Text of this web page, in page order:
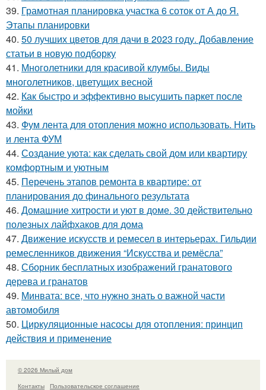
39. Грамотная планировка участка 6 соток от А до Я.
Этапы планировки
40. 50 лучших цветов для дачи в 2023 году. Добавление
статьи в новую подборку
41. Многолетники для красивой клумбы. Виды
многолетников, цветущих весной
42. Как быстро и эффективно высушить паркет после
мойки
43. Фум лента для отопления можно использовать. Нить
и лента ФУМ
44. Создание уюта: как сделать свой дом или квартиру
комфортным и уютным
45. Перечень этапов ремонта в квартире: от
планирования до финального результата
46. Домашние хитрости и уют в доме. 30 действительно
полезных лайфхаков для дома
47. Движение искусств и ремесел в интерьерах. Гильдии
ремесленников движения “Искусства и ремёсла”
48. Сборник бесплатных изображений гранатового
дерева и гранатов
49. Минвата: все, что нужно знать о важной части
автомобиля
50. Циркуляционные насосы для отопления: принцип
действия и применение
© 2026 Милый дом
Контакты
Пользовательское соглашение